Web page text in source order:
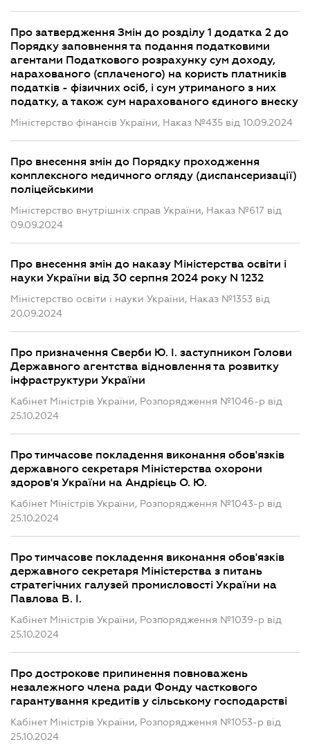
Про затвердження Змін до розділу 1 додатка 2 до
Порядку заповнення та подання податковими
агентами Податкового розрахунку сум доходу,
нарахованого (сплаченого) на користь платників
податків - фізичних осіб, і сум утриманого з них
податку, а також сум нарахованого єдиного внеску
Міністерство фінансів України, Наказ №435 від 10.09.2024
Про внесення змін до Порядку проходження
комплексного медичного огляду (диспансеризації)
поліцейськими
Міністерство внутрішніх справ України, Наказ №617 від
09.09.2024
Про внесення змін до наказу Міністерства освіти і
науки України від 30 серпня 2024 року N 1232
Міністерство освіти і науки України, Наказ №1353 від
20.09.2024
Про призначення Сверби Ю. І. заступником Голови
Державного агентства відновлення та розвитку
інфраструктури України
Кабінет Міністрів України, Розпорядження №1046-р від
25.10.2024
Про тимчасове покладення виконання обов'язків
державного секретаря Міністерства охорони
здоров'я України на Андрієць О. Ю.
Кабінет Міністрів України, Розпорядження №1043-р від
25.10.2024
Про тимчасове покладення виконання обов'язків
державного секретаря Міністерства з питань
стратегічних галузей промисловості України на
Павлова В. І.
Кабінет Міністрів України, Розпорядження №1039-р від
25.10.2024
Про дострокове припинення повноважень
незалежного члена ради Фонду часткового
гарантування кредитів у сільському господарстві
Кабінет Міністрів України, Розпорядження №1053-р від
25.10.2024